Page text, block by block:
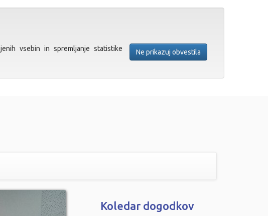
Ne prikazuj obvestila
vsebin in spremljanje statistike
Koledar dogodkov